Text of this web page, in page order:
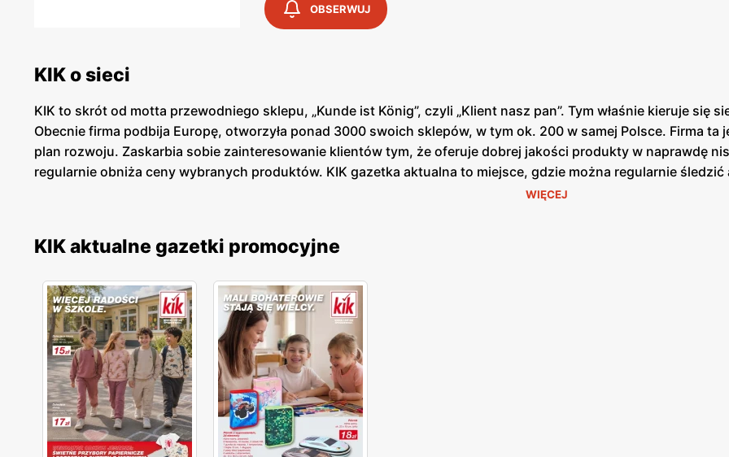
OBSERWUJ
KIK o sieci
KIK to skrót od motta przewodniego sklepu, „Kunde ist König”, czyli „Klient nasz pan”. Tym właśnie kieruje się
Obecnie firma podbija Europę, otworzyła ponad 3000 swoich sklepów, w tym ok. 200 w samej Polsce. Firma
plan rozwoju. Zaskarbia sobie zainteresowanie klientów tym, że oferuje dobrej jakości produkty w naprawdę
regularnie obniża ceny wybranych produktów. KIK gazetka aktualna to miejsce, gdzie można regularnie
stacjonarnie przeglądając tradycyjną, papierową gazetkę, ale również można znaleźć
osoby zarówno bardzo szczupłe, jak i te potrzebujące większych rozmiarów znajdą coś dla siebie. Znajdziesz
eleganckie i szykowne. W
KIKuubierzesz się na wiele okazji. Możesz znaleźć także stylową biżuterię i modne
wybór zabawek dla dzieci w różnym wieku, jak i akcesoria sportowe. Możesz też znaleźć zabawki i akcesoria
zeszytów, notesów, kolorowych kartek, poprzez tasiemki i wstążki, na nożyczkach, taśmach, klejach,
rzeczy do domu, takie jak wieszaki, słoiki, ramki na zdjęcia, ręczniki czy poduszki. Możesz również zaopatrzyć
autobusie czy samolocie, czy też małe pojemniki na kosmetyki. Nie zapominajmy o walizkach czy plecakach.
klientom z asortymentem.
Akcje tematyczne
WIĘCEJ
KIK aktualne gazetki promocyjne